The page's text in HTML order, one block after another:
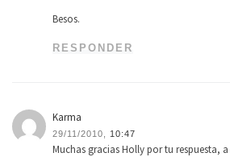
Besos.
RESPONDER
Karma
29/11/2010, 10:47
Muchas gracias Holly por tu respuesta,